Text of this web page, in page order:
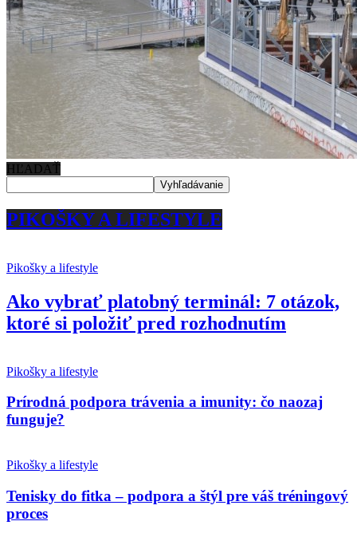
HĽADAŤ
PIKOŠKY A LIFESTYLE
Pikošky a lifestyle
Ako vybrať platobný terminál: 7 otázok,
ktoré si položiť pred rozhodnutím
Pikošky a lifestyle
Prírodná podpora trávenia a imunity: čo naozaj
funguje?
Pikošky a lifestyle
Tenisky do fitka – podpora a štýl pre váš tréningový
proces